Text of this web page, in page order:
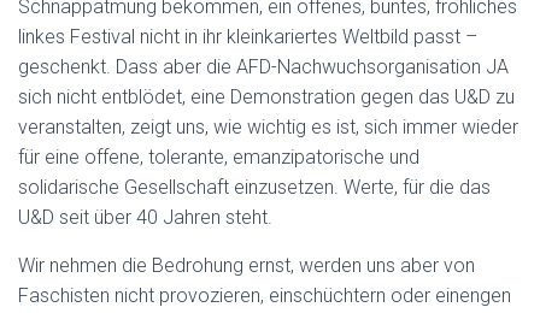
Schnappatmung bekommen, ein offenes, buntes, fröhliches
linkes Festival nicht in ihr kleinkariertes Weltbild passt –
geschenkt. Dass aber die AFD-Nachwuchsorganisation JA
sich nicht entblödet, eine Demonstration gegen das U&D zu
veranstalten, zeigt uns, wie wichtig es ist, sich immer wieder
für eine offene, tolerante, emanzipatorische und
solidarische Gesellschaft einzusetzen. Werte, für die das
U&D seit über 40 Jahren steht.
Wir nehmen die Bedrohung ernst, werden uns aber von
Faschisten nicht provozieren, einschüchtern oder einengen